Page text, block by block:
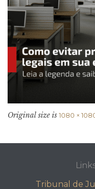
Original size is 1080 ×
Tribunal de